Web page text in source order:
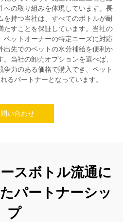
への取り組みを体現しています。長
を持つ当社は、すべてのボトルが耐
たすことを保証しています。当社の
ペットオーナーの特定ニーズに対応
出先でのペットの水分補給を便利か
当社の卸売オプションを選べば、
力のある価格で購入でき、ペット
るパートナーとなっています。
い合わせ
スボトル流通に
パートナーシッ
プ